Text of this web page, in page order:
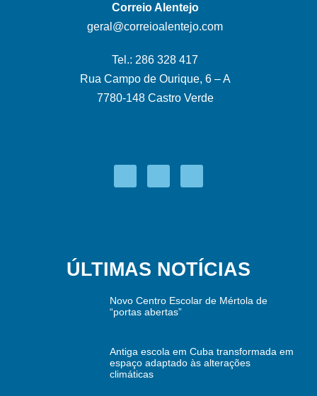
Correio Alentejo
geral@correioalentejo.com
Tel.: 286 328 417
Rua Campo de Ourique, 6 – A
7780-148 Castro Verde
ÚLTIMAS NOTÍCIAS
Novo Centro Escolar de Mértola de
“portas abertas”
Antiga escola em Cuba transformada em
espaço adaptado às alterações
climáticas